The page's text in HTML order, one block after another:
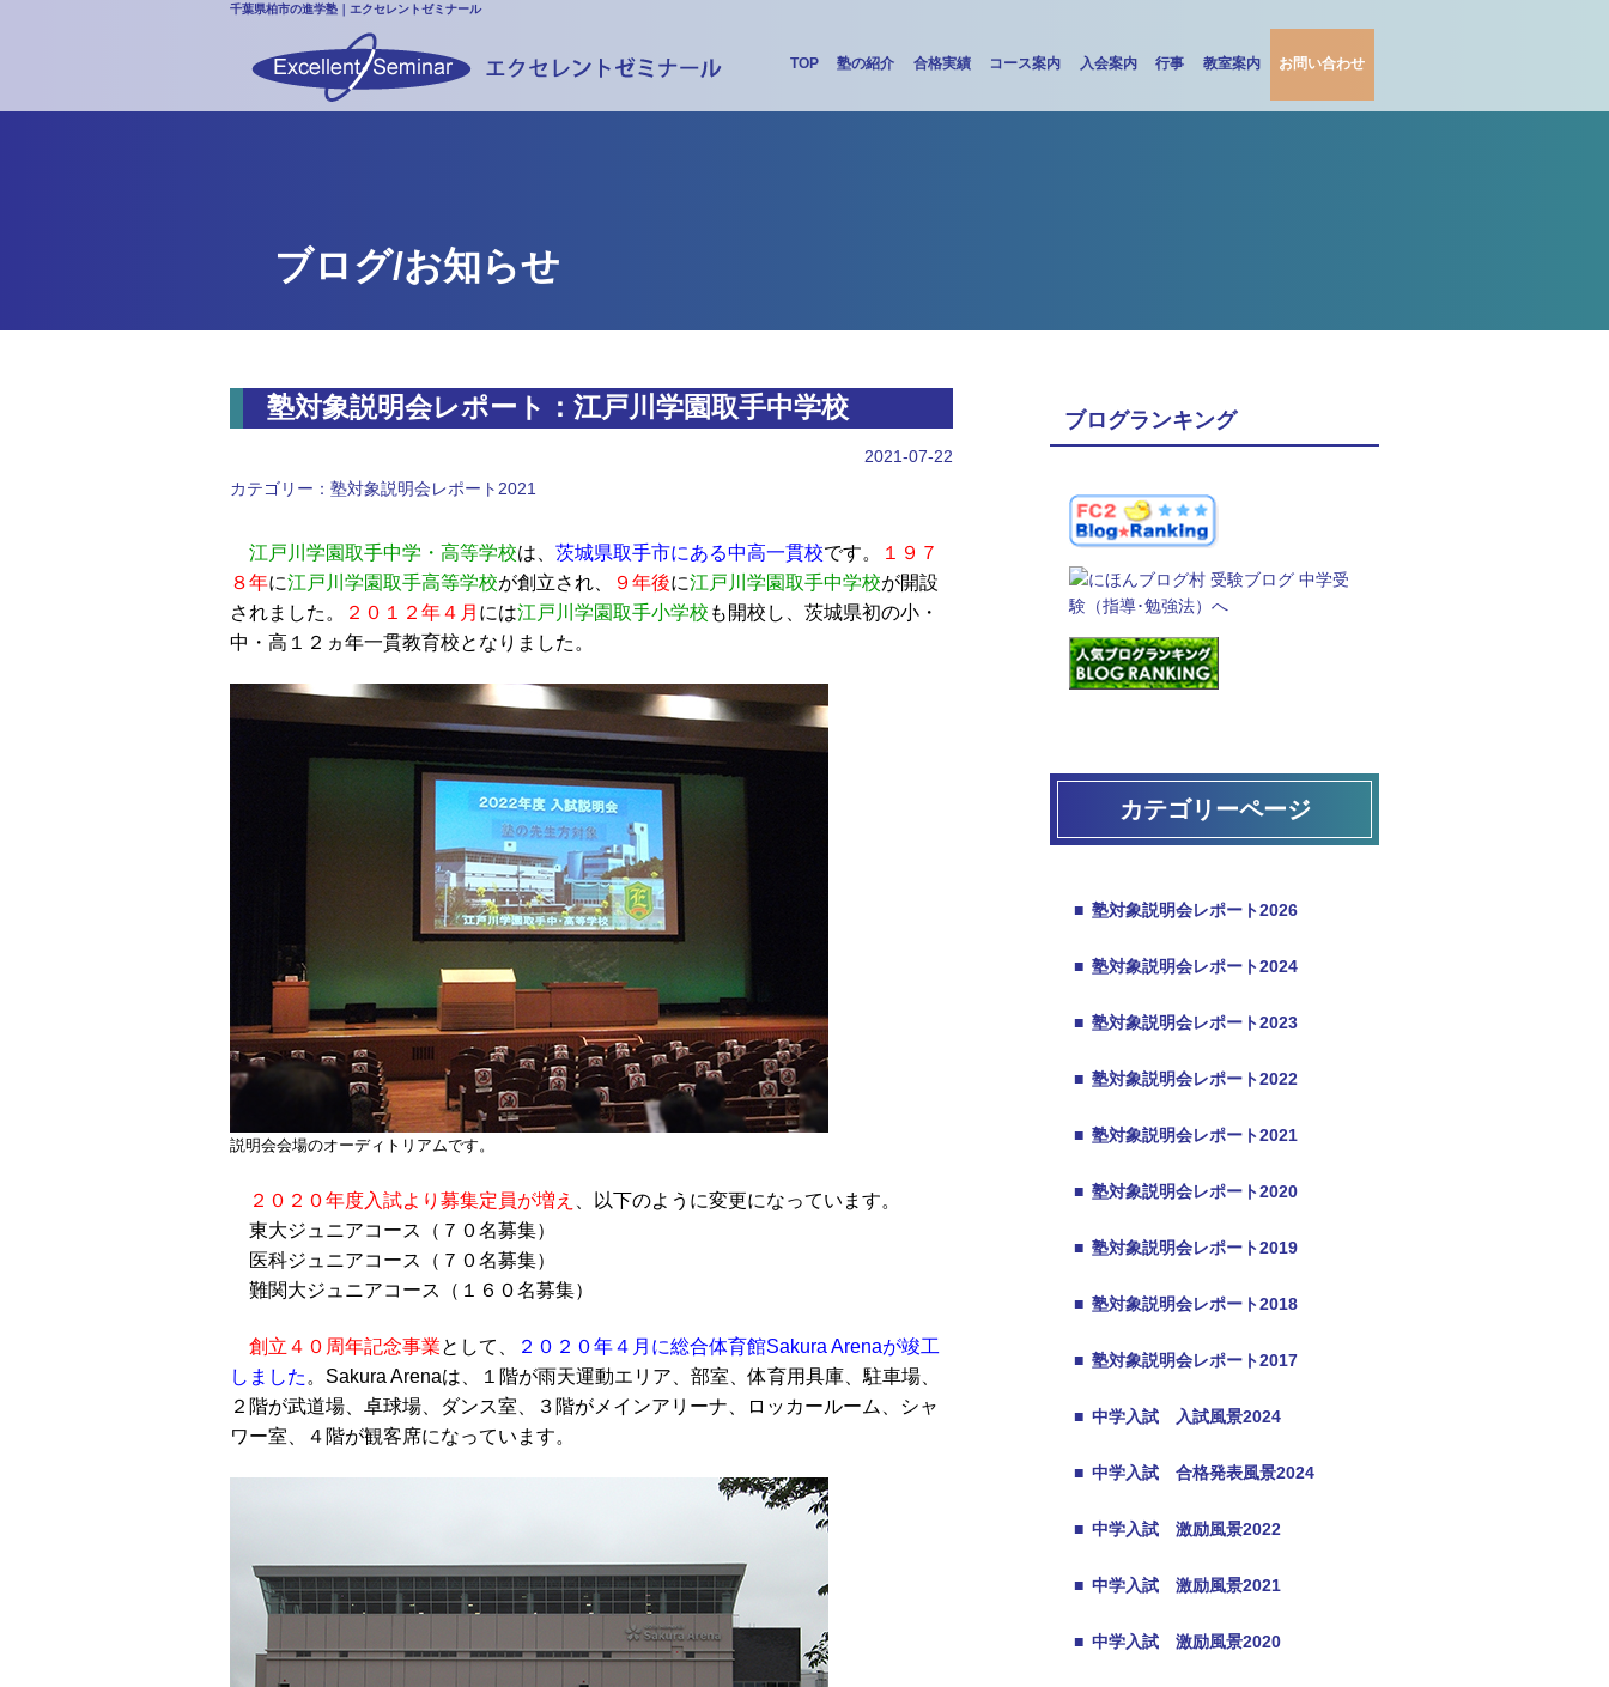
千葉県柏市の進学塾｜エクセレントゼミナール
TOP 塾の紹介 合格実績 コース案内 入会案内 行事 教室案内 お問い合わせ
ブログ/お知らせ
塾対象説明会レポート：江戸川学園取手中学校
2021-07-22
カテゴリー： 塾対象説明会レポート2021
江戸川学園取手中学・高等学校は、 茨城県取手市にある中高一貫校です。
１９７
８年に江戸川学園取手高等学校が創立され、 ９年後に江戸川学園取手中学校が開設
されました。
２０１２年４月 には江戸川学園取手小学校 も開校し、茨城県初の小・
中・高１２ヵ年一貫教育校となりました。
説明会会場のオーディトリアムです。
２０２０年度入試より募集定員が増え
、以下のように変更になっています。
東大ジュニアコース（７０名募集）
医科ジュニアコース（７０名募集）
難関大ジュニアコース（１６０名募集）
創立４０周年記念事業として、
２０２０年４月に総合体育館Sakura Arenaが竣工
しました 。Sakura Arenaは、１階が雨天運動エリア、部室、体育用具庫、駐車場、
２階が武道場、卓球場、ダンス室、３階がメインアリーナ、ロッカールーム、シャ
ワー室、４階が観客席になっています。
ブログランキング
カテゴリーページ
■ 塾対象説明会レポート2026
■ 塾対象説明会レポート2024
■ 塾対象説明会レポート2023
■ 塾対象説明会レポート2022
■ 塾対象説明会レポート2021
■ 塾対象説明会レポート2020
■ 塾対象説明会レポート2019
■ 塾対象説明会レポート2018
■ 塾対象説明会レポート2017
■ 中学入試 入試風景2024
■ 中学入試 合格発表風景2024
■ 中学入試 激励風景2022
■ 中学入試 激励風景2021
■ 中学入試 激励風景2020